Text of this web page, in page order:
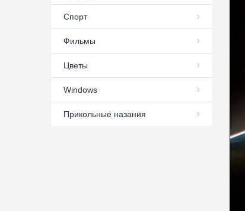
Спорт
Фильмы
Цветы
Windows
Прикольные назания